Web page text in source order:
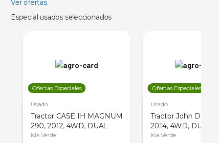
Ver ofertas
Especial usados seleccionados
Ofertas Especiales
Usado
Tractor CASE IH MAGNUM
290, 2012, 4WD, DUAL
Isla Verde
Ofertas Especiales
Usado
Tractor John Deere
2014, 4WD, DUAL
Isla Verde